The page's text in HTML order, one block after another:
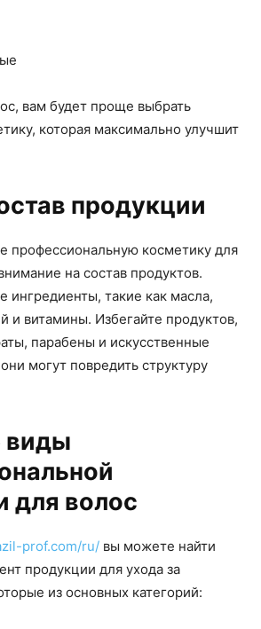
вам будет проще выбрать
которая максимально улучшит
продукции
профессиональную косметику для
на состав продуктов.
ингредиенты, такие как масла,
и витамины. Избегайте продуктов,
парабены и искусственные
могут повредить структуру
виды
для волос
prof.com/ru/ вы можете найти
продукции для ухода за
из основных категорий: